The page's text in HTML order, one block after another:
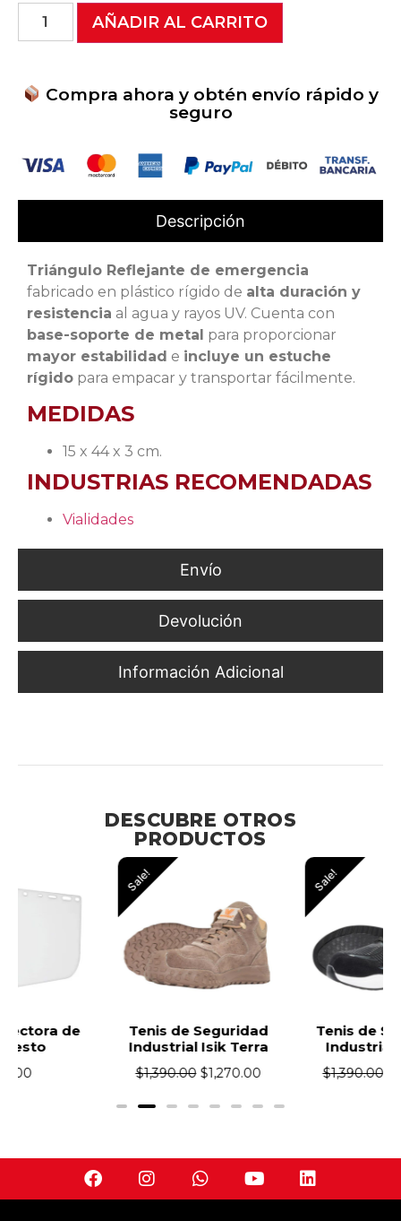
AÑADIR AL CARRITO
Compra ahora y obtén envío rápido y
seguro
Descripción
Envío
Devolución
Información Adicional
Triángulo Reflejante de emergencia
fabricado en plástico rígido de alta duración y
resistencia al agua y rayos UV. Cuenta con
base-soporte de metal para proporcionar
mayor estabilidad e incluye un estuche
rígido para empacar y transportar fácilmente.
MEDIDAS
15 x 44 x 3 cm.
INDUSTRIAS RECOMENDADAS
Vialidades
DESCUBRE OTROS
PRODUCTOS
Tenis de Seguridad
Industrial Isik Terra
1,270.00
Tenis de Seguridad
Industrial Isik Zu
$1,390.00 1,270.00